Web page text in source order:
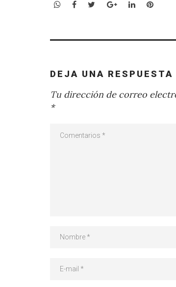
WhatsApp
Facebook
TwitterGoogle+LinkedIn
DEJA UNA RESPUESTA
Tu dirección de correo
*